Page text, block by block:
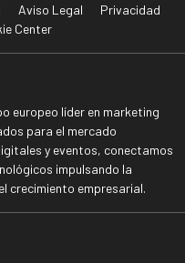
Aviso Legal
Privacidad
Center
europeo líder en marketing
para el mercado
y eventos, conectamos
impulsando la
crecimiento empresarial.